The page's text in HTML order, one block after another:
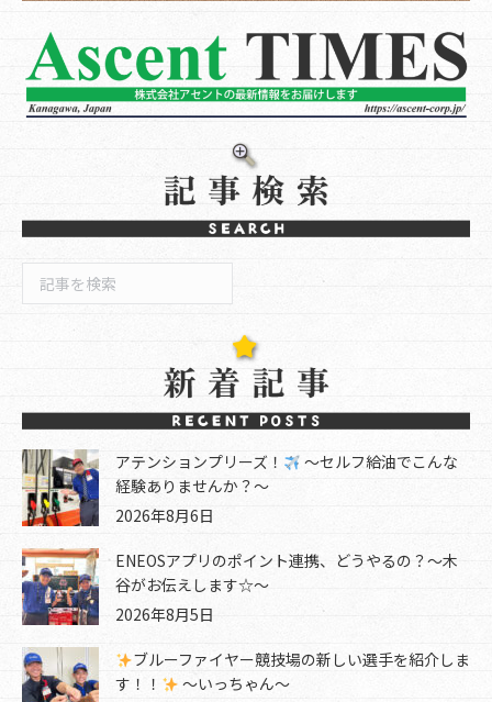
索
アテンションプリーズ！
～セルフ給油でこんな
経験ありませんか？～
2026年8月6日
ENEOSアプリのポイント連携、どうやるの？～木
谷がお伝えします☆～
2026年8月5日
ブルーファイヤー競技場の新しい選手を紹介しま
す！！
～いっちゃん～